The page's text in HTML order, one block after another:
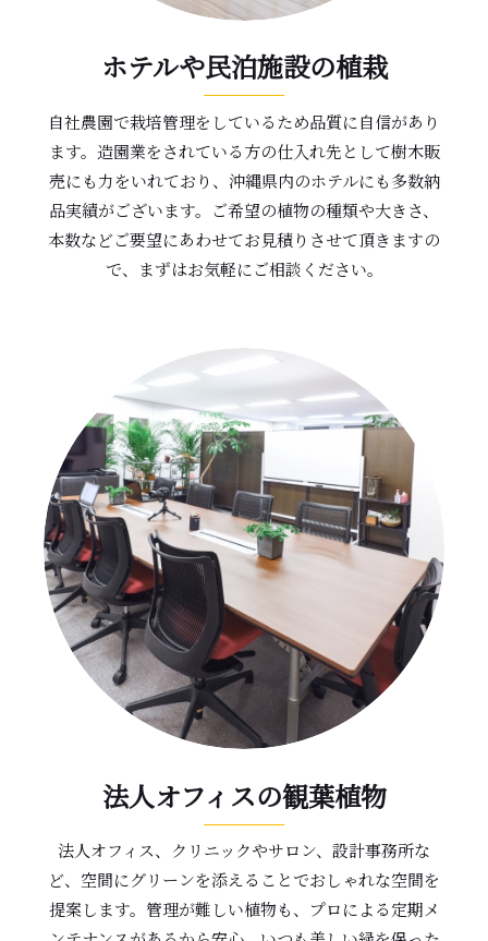
ホテルや民泊施設の植栽
自社農園で栽培管理をしているため品質に自信があり
ます。造園業をされている方の仕入れ先として樹木販
売にも力をいれており、沖縄県内のホテルにも多数納
品実績がございます。ご希望の植物の種類や大きさ、
本数などご要望にあわせてお見積りさせて頂きますの
で、まずはお気軽にご相談ください。
法人オフィスの観葉植物
法人オフィス、クリニックやサロン、設計事務所な
ど、空間にグリーンを添えることでおしゃれな空間を
提案します。管理が難しい植物も、プロによる定期メ